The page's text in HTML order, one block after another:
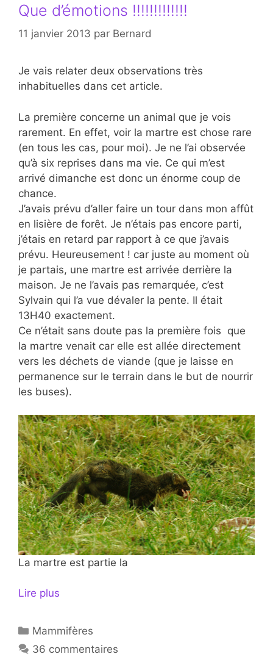
Que d’émotions !!!!!!!!!!!!!
11 janvier 2013 par Bernard
Je vais relater deux observations très
inhabituelles dans cet article.
La première concerne un animal que je vois
rarement. En effet, voir la martre est chose rare
(en tous les cas, pour moi). Je ne l’ai observée
qu’à six reprises dans ma vie. Ce qui m’est
arrivé dimanche est donc un énorme coup de
chance.
J’avais prévu d’aller faire un tour dans mon affût
en lisière de forêt. Je n’étais pas encore parti,
j’étais en retard par rapport à ce que j’avais
prévu. Heureusement ! car juste au moment où
je partais, une martre est arrivée derrière la
maison. Je ne l’avais pas remarquée, c’est
Sylvain qui l’a vue dévaler la pente. Il était
13H40 exactement.
Ce n’était sans doute pas la première fois que
la martre venait car elle est allée directement
vers les déchets de viande (que je laisse en
permanence sur le terrain dans le but de nourrir
les buses).
La martre est partie la
Lire plus
Catégories
Mammifères
36 commentaires